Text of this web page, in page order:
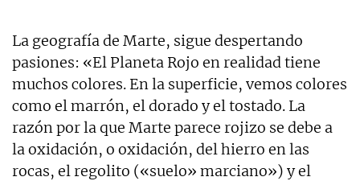
La geografía de Marte, sigue despertando
pasiones: «El Planeta Rojo en realidad tiene
muchos colores. En la superficie, vemos colores
como el marrón, el dorado y el tostado. La
razón por la que Marte parece rojizo se debe a
la oxidación, o oxidación, del hierro en las
rocas, el regolito («suelo» marciano») y el